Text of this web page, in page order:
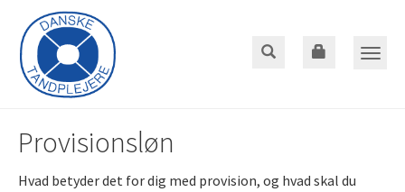
hoved-
indhold
Provisionsløn
Hvad betyder det for dig med provision, og hvad skal du